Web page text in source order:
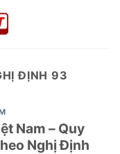
ĐỊNH 93
Nam – Quy
Nghị Định